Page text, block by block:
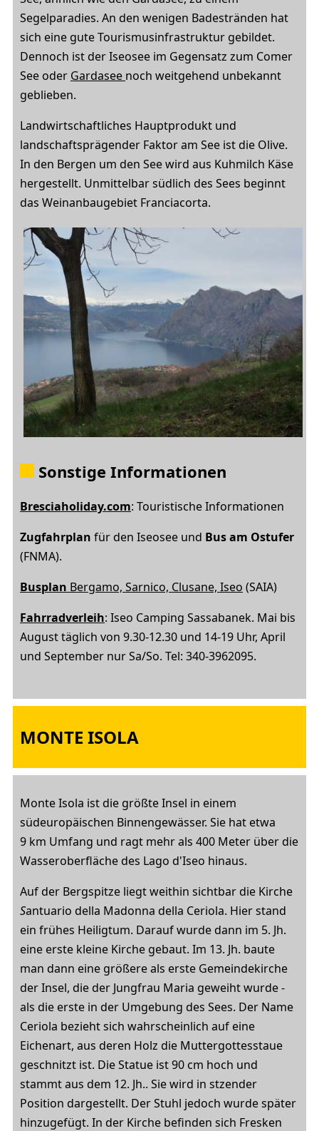
Segelparadies. An den wenigen Badestränden hat
sich eine gute Tourismusinfrastruktur gebildet.
Dennoch ist der Iseosee im Gegensatz zum Comer
See oder Gardasee noch weitgehend unbekannt
geblieben.
Landwirtschaftliches Hauptprodukt und
landschaftsprägender Faktor am See ist die Olive.
In den Bergen um den See wird aus Kuhmilch Käse
hergestellt. Unmittelbar südlich des Sees beginnt
das Weinanbaugebiet Franciacorta.
Sonstige Informationen
Bresciaholiday.com: Touristische Informationen
Zugfahrplan für den Iseosee und Bus am Ostufer
(FNMA).
Busplan Bergamo, Sarnico, Clusane, Iseo (SAIA)
Fahrradverleih: Iseo Camping Sassabanek. Mai bis
August täglich von 9.30-12.30 und 14-19 Uhr, April
und September nur Sa/So. Tel: 340-3962095.
MONTE ISOLA
Monte Isola ist die größte Insel in einem
südeuropäischen Binnengewässer. Sie hat etwa
9 km Umfang und ragt mehr als 400 Meter über die
Wasseroberfläche des Lago d'Iseo hinaus.
Auf der Bergspitze liegt weithin sichtbar die Kirche
Santuario della Madonna della Ceriola. Hier stand
ein frühes Heiligtum. Darauf wurde dann im 5. Jh.
eine erste kleine Kirche gebaut. Im 13. Jh. baute
man dann eine größere als erste Gemeindekirche
der Insel, die der Jungfrau Maria geweiht wurde -
als die erste in der Umgebung des Sees. Der Name
Ceriola bezieht sich wahrscheinlich auf eine
Eichenart, aus deren Holz die Muttergottesstaue
geschnitzt ist. Die Statue ist 90 cm hoch und
stammt aus dem 12. Jh.. Sie wird in stzender
Position dargestellt. Der Stuhl jedoch wurde später
hinzugefügt. In der Kirche befinden sich Fresken